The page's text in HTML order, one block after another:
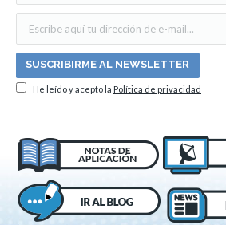
He leído y acepto la Política de privacidad